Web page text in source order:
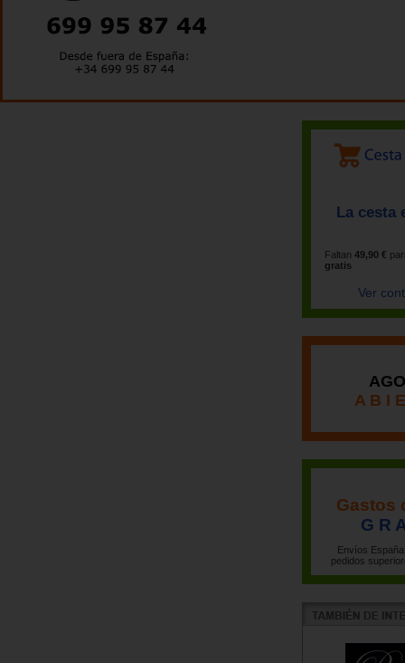
La cesta
Faltan 49,90 €
gratis
Ver
A B I
Gastos
G R
Envíos
pedidos